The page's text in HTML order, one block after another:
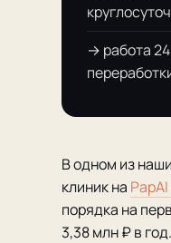
→ работа
В одном из
клиник на
порядка на
3,38 млн ₽ в